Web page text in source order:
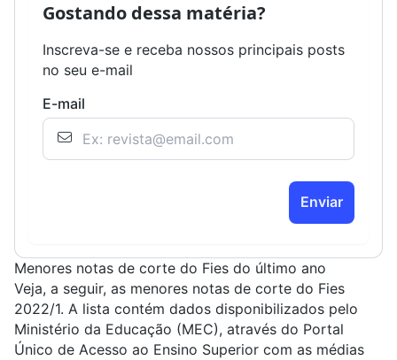
Gostando dessa matéria?
Inscreva-se e receba nossos principais posts
no seu e-mail
E-mail
Enviar
Menores notas de corte do Fies do último ano
Veja, a seguir, as menores notas de corte do Fies
2022/1. A lista contém dados disponibilizados pelo
Ministério da Educação (MEC), através do Portal
Único de Acesso ao Ensino Superior com as médias